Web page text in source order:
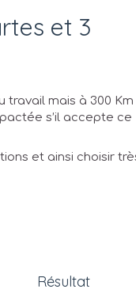
et 3
travail mais à 300 Km
s’il accepte ce
et ainsi choisir
Résultat